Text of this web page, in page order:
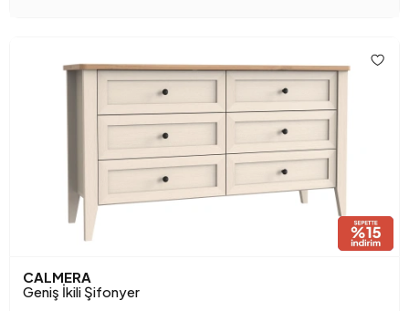
CALMERA
Geniş İkili Şifonyer